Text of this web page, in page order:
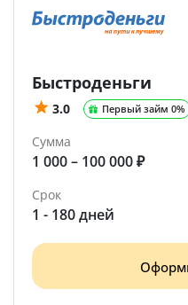
Быстроденьги
3.0 Первый займ 0%
Сумма
1 000 – 100 000 ₽
Срок
1 - 180 дней